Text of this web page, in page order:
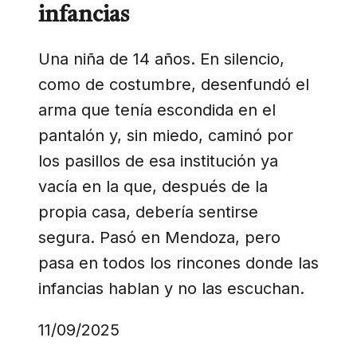
infancias
Una niña de 14 años. En silencio,
como de costumbre, desenfundó el
arma que tenía escondida en el
pantalón y, sin miedo, caminó por
los pasillos de esa institución ya
vacía en la que, después de la
propia casa, debería sentirse
segura. Pasó en Mendoza, pero
pasa en todos los rincones donde las
infancias hablan y no las escuchan.
11/09/2025